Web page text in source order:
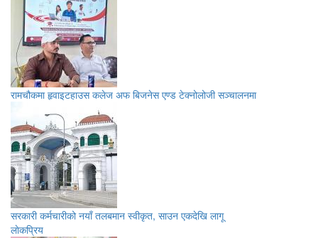
रामचौकमा हृवाइटहाउस कलेज अफ बिजनेस एण्ड टेक्नोलोजी सञ्चालनमा
सरकारी कर्मचारीको नयाँ तलबमान स्वीकृत, साउन एकदेखि लागू
लाेकप्रिय